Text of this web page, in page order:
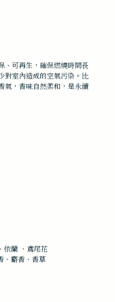
、可再生，確保燃燒時間長
對室內造成的空氣污染。比
氣，香味自然柔和，是永續
依蘭 、鳶尾花
、麝香、香草